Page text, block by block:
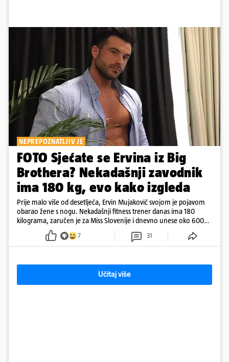
NEPREPOZNATLJIV JE
FOTO Sjećate se Ervina iz Big
Brothera? Nekadašnji zavodnik
ima 180 kg, evo kako izgleda
Prije malo više od desetljeća, Ervin Mujaković svojom je pojavom
obarao žene s nogu. Nekadašnji fitness trener danas ima 180
kilograma, zaručen je za Miss Slovenije i dnevno unese oko 6000
7 31
Učitaj više